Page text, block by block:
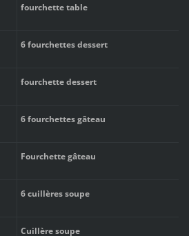
fourchette table
6 fourchettes dessert
fourchette dessert
6 fourchettes gâteau
Fourchette gâteau
6 cuillères soupe
Cuillère soupe